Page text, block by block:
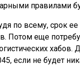
правилами
по всему, срок
Потом еще
хабов.
если не будет